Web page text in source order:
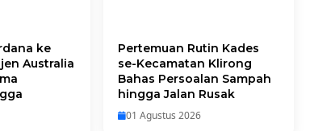
ke
Australia
Pertemuan Rutin Kades
se-Kecamatan Klirong
Bahas Persoalan Sampah
hingga Jalan Rusak
01 Agustus 2026